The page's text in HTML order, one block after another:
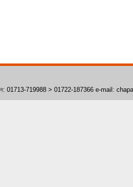
সেলফোন: 01713-719988 > 01722-187366 e-mail: